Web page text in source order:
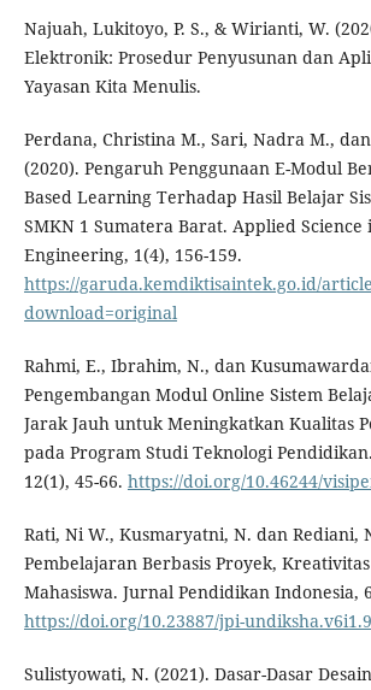
Najuah, Lukitoyo, P. S., & Wirianti, W.
Elektronik: Prosedur Penyusunan dan
Yayasan Kita Menulis.
Perdana, Christina M., Sari, Nadra M.,
(2020). Pengaruh Penggunaan E-Modul
Based Learning Terhadap Hasil Belajar
SMKN 1 Sumatera Barat. Applied Science
Engineering, 1(4), 156-159.
https://garuda.kemdiktisaintek.go.id/
download=original
Rahmi, E., Ibrahim, N., dan
Pengembangan Modul Online Sistem
Jarak Jauh untuk Meningkatkan Kualitas
pada Program Studi Teknologi
12(1), 45-66. https://doi.org/10.46244/
Rati, Ni W., Kusmaryatni, N. dan Rediani,
Pembelajaran Berbasis Proyek,
Mahasiswa. Jurnal Pendidikan Indonesia,
https://doi.org/10.23887/jpi-
Sulistyowati, N. (2021). Dasar-Dasar